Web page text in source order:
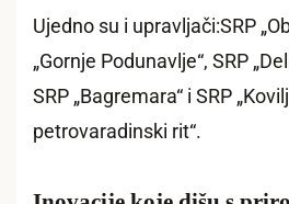
Ujedno su i upravljači:SRP
„Gornje Podunavlje“, SRP
SRP „Bagremara“ i SRP
petrovaradinski rit“.